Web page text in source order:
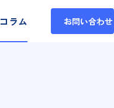
コラム お問い合わせ